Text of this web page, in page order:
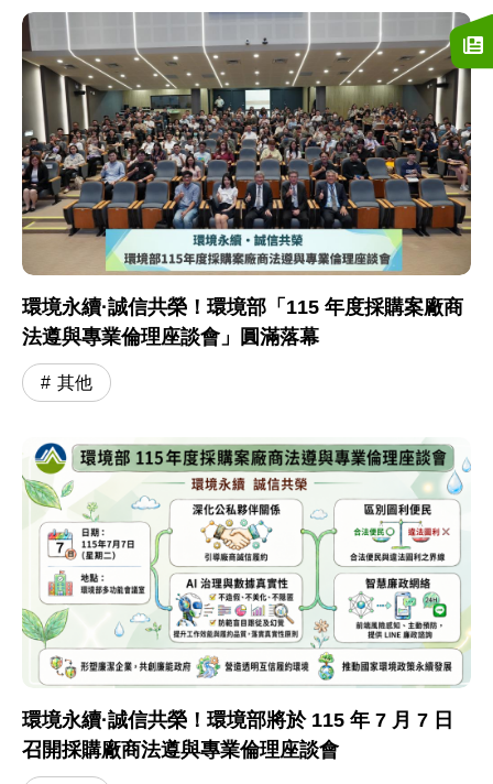
環境永續·誠信共榮！環境部「115 年度採購案廠商
法遵與專業倫理座談會」圓滿落幕
其他
環境永續·誠信共榮！環境部將於 115 年 7 月 7 日
召開採購廠商法遵與專業倫理座談會